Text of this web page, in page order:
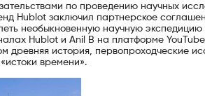
по проведению научных
Hublot заключил партнерское
необыкновенную научную экспедицию
Hublot и Anil B на платформе
древняя история, первопроходческие
времени».